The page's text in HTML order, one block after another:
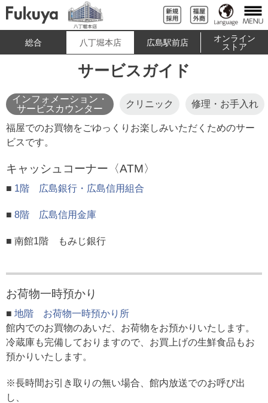
総合 八丁堀本店 広島駅前店
オンライン
ストア
サービスガイド
インフォメーション・
サービスカウンター
クリニック 修理・お手入れ
福屋でのお買物をごゆっくりお楽しみいただくためのサー
ビスです。
キャッシュコーナー〈ATM〉
■ 1階 広島銀行・広島信用組合
■ 8階 広島信用金庫
■ 南館1階 もみじ銀行
お荷物一時預かり
■ 地階 お荷物一時預かり所
館内でのお買物のあいだ、お荷物をお預かりいたします。
冷蔵庫も完備しておりますので、お買上げの生鮮食品もお
預かりいたします。
※長時間お引き取りの無い場合、館内放送でのお呼び出
し、